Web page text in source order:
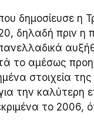
δημοσίευσε η
δηλαδή πριν η
πανελλαδικά
το αμέσως
στοιχεία της
την
το 2006,